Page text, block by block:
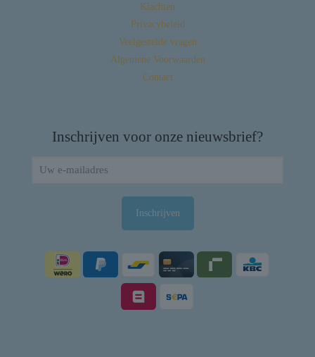
Klachten
Privacybeleid
Veelgestelde vragen
Algemene Voorwaarden
Contact
Inschrijven voor onze nieuwsbrief?